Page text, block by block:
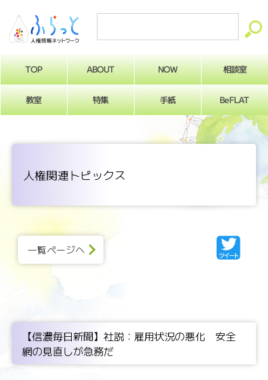
TOP ABOUT NOW 相談室
教室 特集 手紙 BeFLAT
人権関連トピックス
一覧ページへ
【信濃毎日新聞】社説：雇用状況の悪化 安全
網の見直しが急務だ